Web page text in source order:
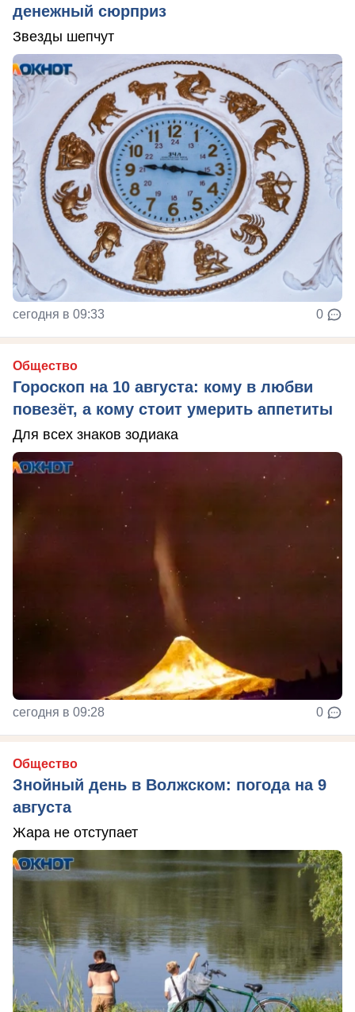
денежный сюрприз
Звезды шепчут
сегодня в 09:33 0
Общество
Гороскоп на 10 августа: кому в любви
повезёт, а кому стоит умерить аппетиты
Для всех знаков зодиака
сегодня в 09:28 0
Общество
Знойный день в Волжском: погода на 9
августа
Жара не отступает